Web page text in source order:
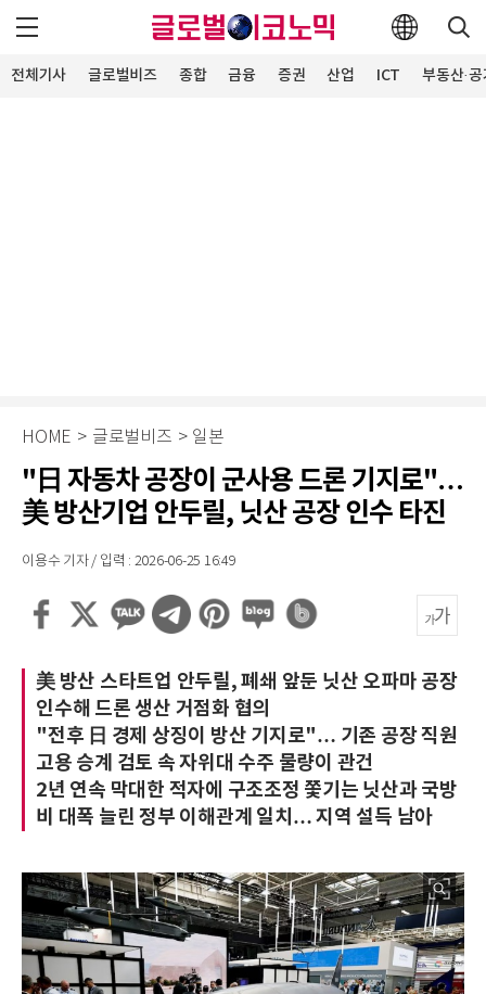
전체기사 글로벌비즈 종합 금융 증권 산업 ICT 부동산·
HOME > 글로벌비즈 > 일본
"日 자동차 공장이 군사용 드론 기지로"…
美 방산기업 안두릴, 닛산 공장 인수 타진
이용수 기자 / 입력 : 2026-06-25 16:49
美 방산 스타트업 안두릴, 폐쇄 앞둔 닛산 오파마 공장
인수해 드론 생산 거점화 협의
"전후 日 경제 상징이 방산 기지로"… 기존 공장 직원
고용 승계 검토 속 자위대 수주 물량이 관건
2년 연속 막대한 적자에 구조조정 쫓기는 닛산과 국방
비 대폭 늘린 정부 이해관계 일치… 지역 설득 남아